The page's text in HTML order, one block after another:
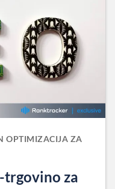
OPTIMIZACIJA ZA
trgovino za